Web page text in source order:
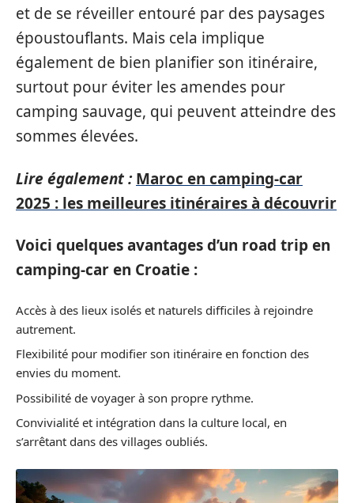
et de se réveiller entouré par des paysages
époustouflants. Mais cela implique
également de bien planifier son itinéraire,
surtout pour éviter les amendes pour
camping sauvage, qui peuvent atteindre des
sommes élevées.
Lire également : Maroc en camping-car
2025 : les meilleures itinéraires à découvrir
Voici quelques avantages d’un road trip en
camping-car en Croatie :
Accès à des lieux isolés et naturels difficiles à rejoindre
autrement.
Flexibilité pour modifier son itinéraire en fonction des
envies du moment.
Possibilité de voyager à son propre rythme.
Convivialité et intégration dans la culture local, en
s’arrêtant dans des villages oubliés.